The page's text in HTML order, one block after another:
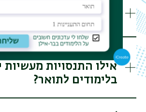
אילו קורסים לומדים
אילו התנסויות מעשיות
בלימודים לתואר?